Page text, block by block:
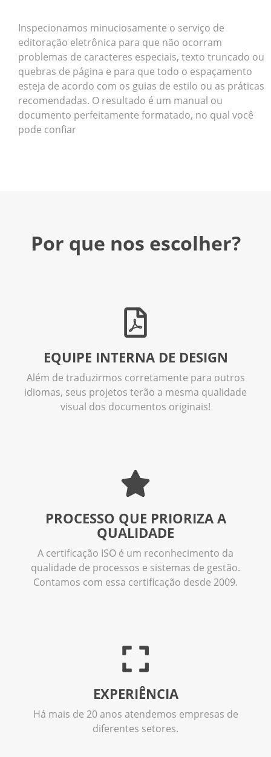
Inspecionamos minuciosamente o serviço de
editoração eletrônica para que não ocorram
problemas de caracteres especiais, texto truncado ou
quebras de página e para que todo o espaçamento
esteja de acordo com os guias de estilo ou as práticas
recomendadas. O resultado é um manual ou
documento perfeitamente formatado, no qual você
pode confiar
Por que nos escolher?
EQUIPE INTERNA DE DESIGN
Além de traduzirmos corretamente para outros
idiomas, seus projetos terão a mesma qualidade
visual dos documentos originais!
PROCESSO QUE PRIORIZA A
QUALIDADE
A certificação ISO é um reconhecimento da
qualidade de processos e sistemas de gestão.
Contamos com essa certificação desde 2009.
EXPERIÊNCIA
Há mais de 20 anos atendemos empresas de
diferentes setores.